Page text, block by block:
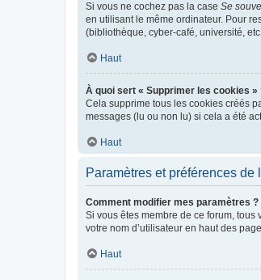
Si vous ne cochez pas la case Se
en utilisant le même ordinateur. Pour
(bibliothèque, cyber-café, université,
Haut
À quoi sert « Supprimer les cookies »
Cela supprime tous les cookies créés
messages (lu ou non lu) si cela a été
Haut
Paramètres et préférences de
Comment modifier mes paramètres ?
Si vous êtes membre de ce forum,
votre nom d’utilisateur en haut des
Haut